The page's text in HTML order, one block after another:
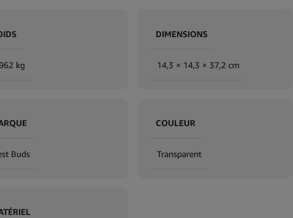
kg
DIMENSIONS
14,3 × 14,3 × 37,2 cm
Buds
COULEUR
Transparent